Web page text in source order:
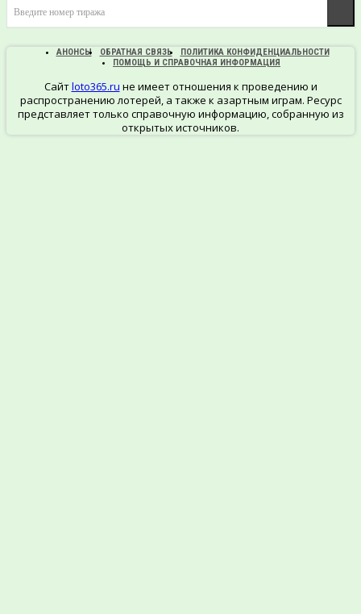
БИЛЕТ
Введите номер тиража
АНОНСЫ ОБРАТНАЯ СВЯЗЬ
ПОЛИТИКА КОНФИДЕНЦИАЛЬНОСТИ
ПОМОЩЬ И СПРАВОЧНАЯ ИНФОРМАЦИЯ
Сайтloto365.ru не имеет отношения к проведению и
распространению лотерей, а также к азартным играм. Ресурс
представляет только справочную информацию, собранную из
открытых источников.